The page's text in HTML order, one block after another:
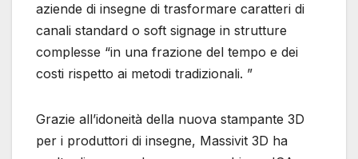
aziende di insegne di trasformare caratteri di
canali standard o soft signage in strutture
complesse “in una frazione del tempo e dei
costi rispetto ai metodi tradizionali. ”
Grazie all’idoneità della nuova stampante 3D
per i produttori di insegne, Massivit 3D ha